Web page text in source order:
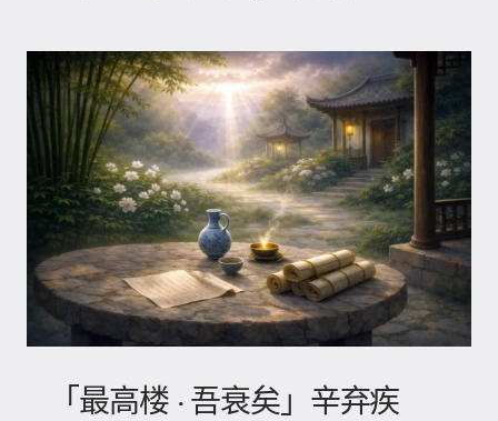
「最高楼 · 吾衰矣」辛弃疾